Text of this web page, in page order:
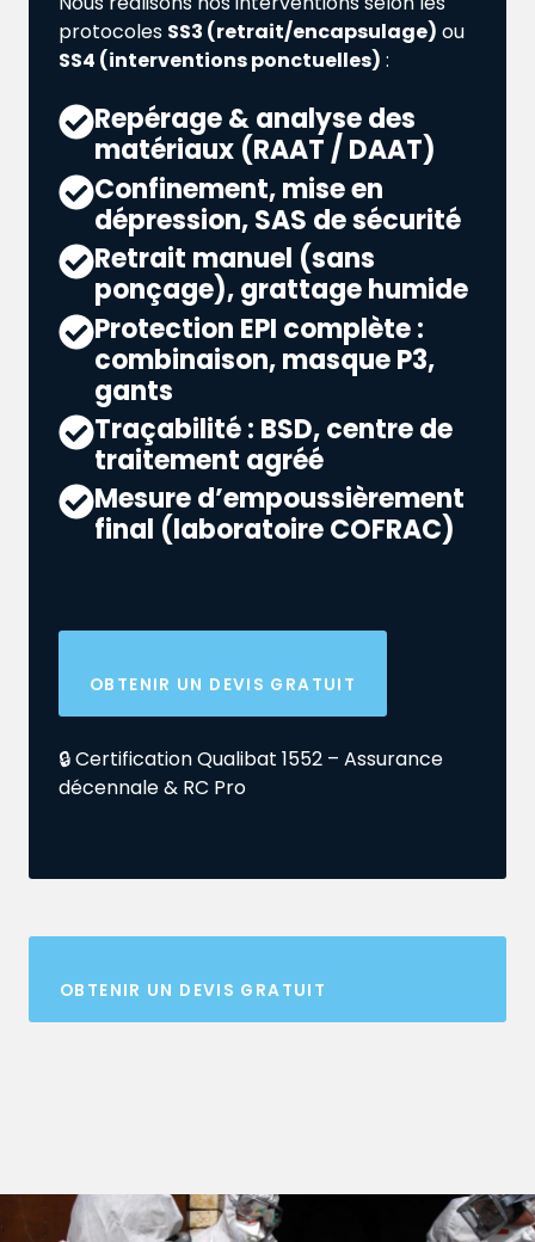
protocoles SS3 (retrait/encapsulage) ou
SS4 (interventions ponctuelles) :
Repérage & analyse des
matériaux (RAAT / DAAT)
Confinement, mise en
dépression, SAS de sécurité
Retrait manuel (sans
ponçage), grattage humide
Protection EPI complète :
combinaison, masque P3,
gants
Traçabilité : BSD, centre de
traitement agréé
Mesure d’empoussièrement
final (laboratoire COFRAC)
OBTENIR UN DEVIS GRATUIT
🔒 Certification Qualibat 1552 – Assurance
décennale & RC Pro
OBTENIR UN DEVIS GRATUIT